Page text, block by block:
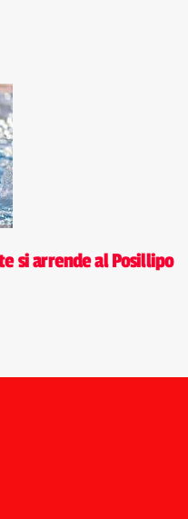
si arrende al Posillipo